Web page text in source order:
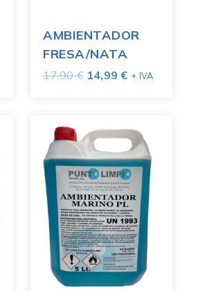
AMBIENTADOR
FRESA/NATA
17,90€ 14,99 € + IVA